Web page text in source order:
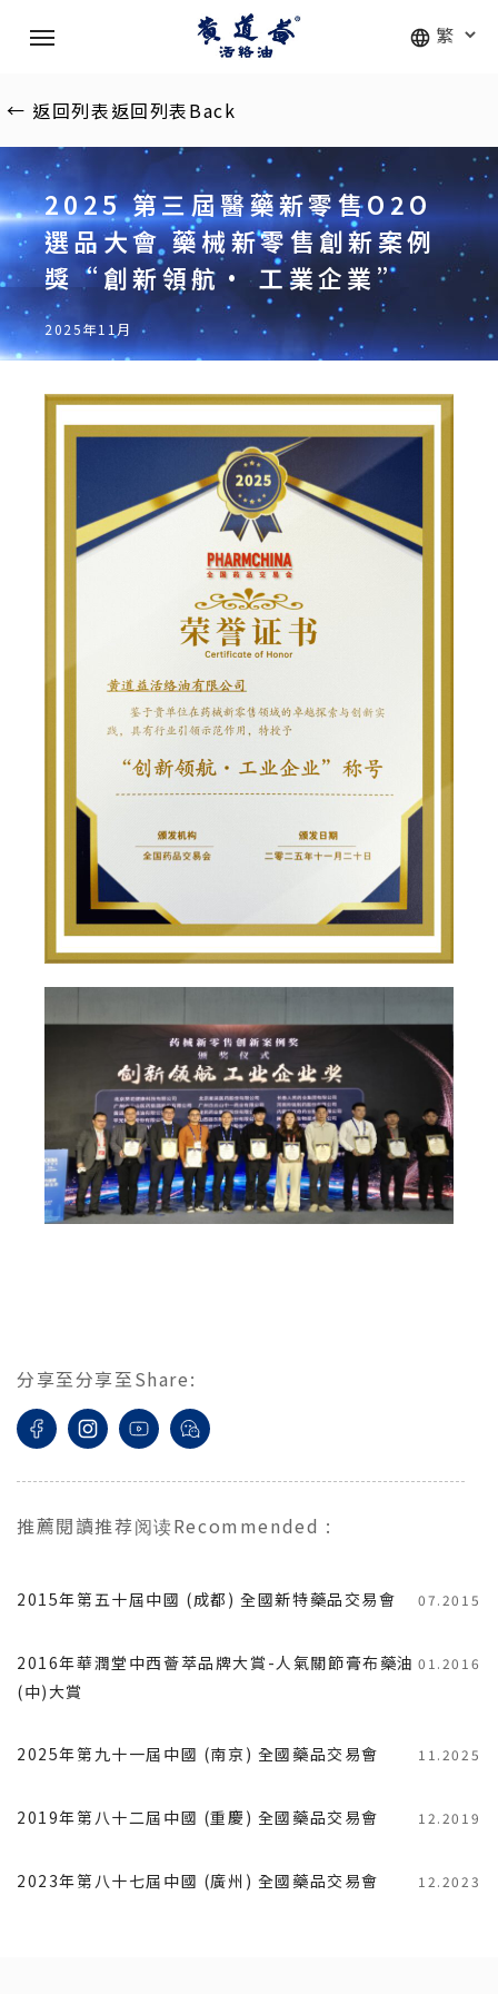
content
Menu
← 返回列表返回列表Back
2025 第三屆醫藥新零售O2O
選品大會 藥械新零售創新案例
獎“創新領航· 工業企業”
2025年11月
分享至分享至Share:
推薦閱讀推荐阅读Recommended :
2015年第五十屆中國 (成都) 全國新特藥品交易會 07.2015
2016年華潤堂中西薈萃品牌大賞-人氣關節膏布藥油
(中)大賞
01.2016
2025年第九十一屆中國 (南京) 全國藥品交易會 11.2025
2019年第八十二屆中國 (重慶) 全國藥品交易會 12.2019
2023年第八十七屆中國 (廣州) 全國藥品交易會 12.2023